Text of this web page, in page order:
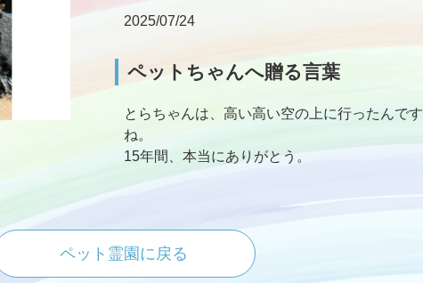
2025/07/24
ペットちゃんへ贈る言葉
とらちゃんは、高い高い空の上に行ったんです
ね。
15年間、本当にありがとう。
ペット霊園に戻る